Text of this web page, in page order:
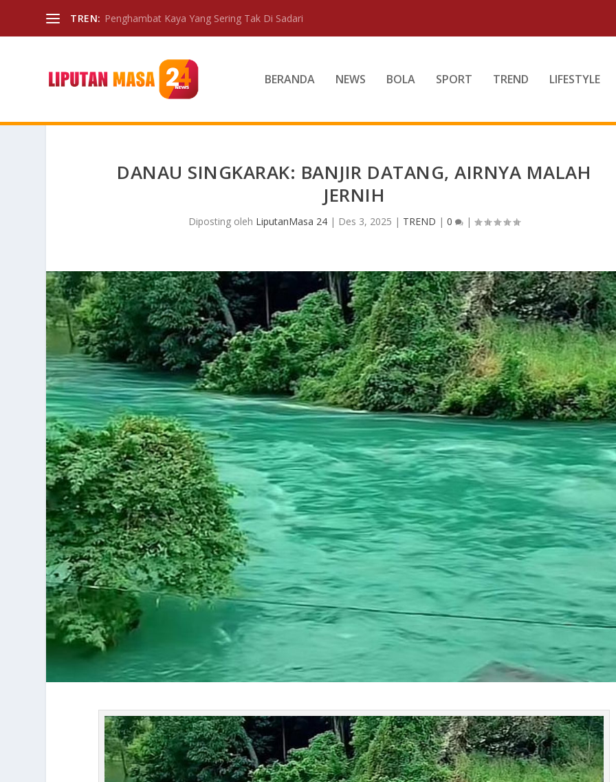
TREN: Penghambat Kaya Yang Sering Tak Di Sadari
BERANDA NEWS BOLA SPORT TREND LIFESTYLE
DANAU SINGKARAK: BANJIR DATANG, AIRNYA MALAH
JERNIH
Diposting oleh LiputanMasa 24| Des 3, 2025 | TREND | 0 |